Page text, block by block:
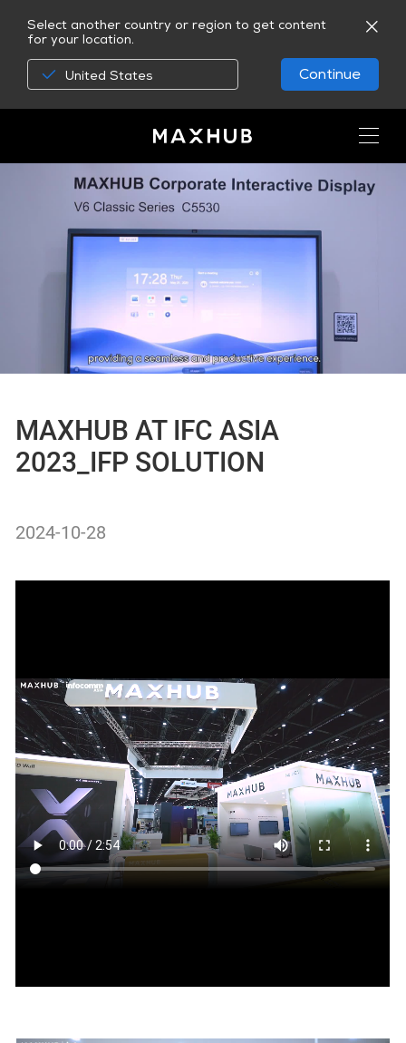
Select another country or region to get content
for your location.
United States Continue
MAXHUB AT IFC ASIA
2023_IFP SOLUTION
2024-10-28